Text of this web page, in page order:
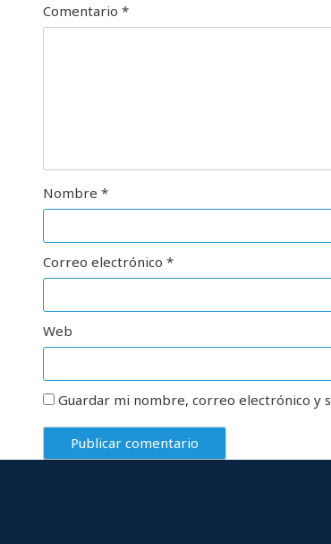
Comentario *
Nombre *
Correo electrónico *
Web
Guardar mi nombre, correo electrónico y